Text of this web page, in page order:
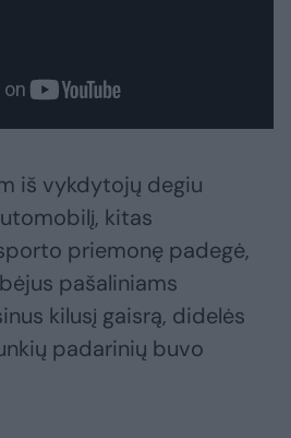
iš vykdytojų degiu
kitas
priemonę padegė,
pašaliniams
kilusį gaisrą, didelės
padarinių buvo